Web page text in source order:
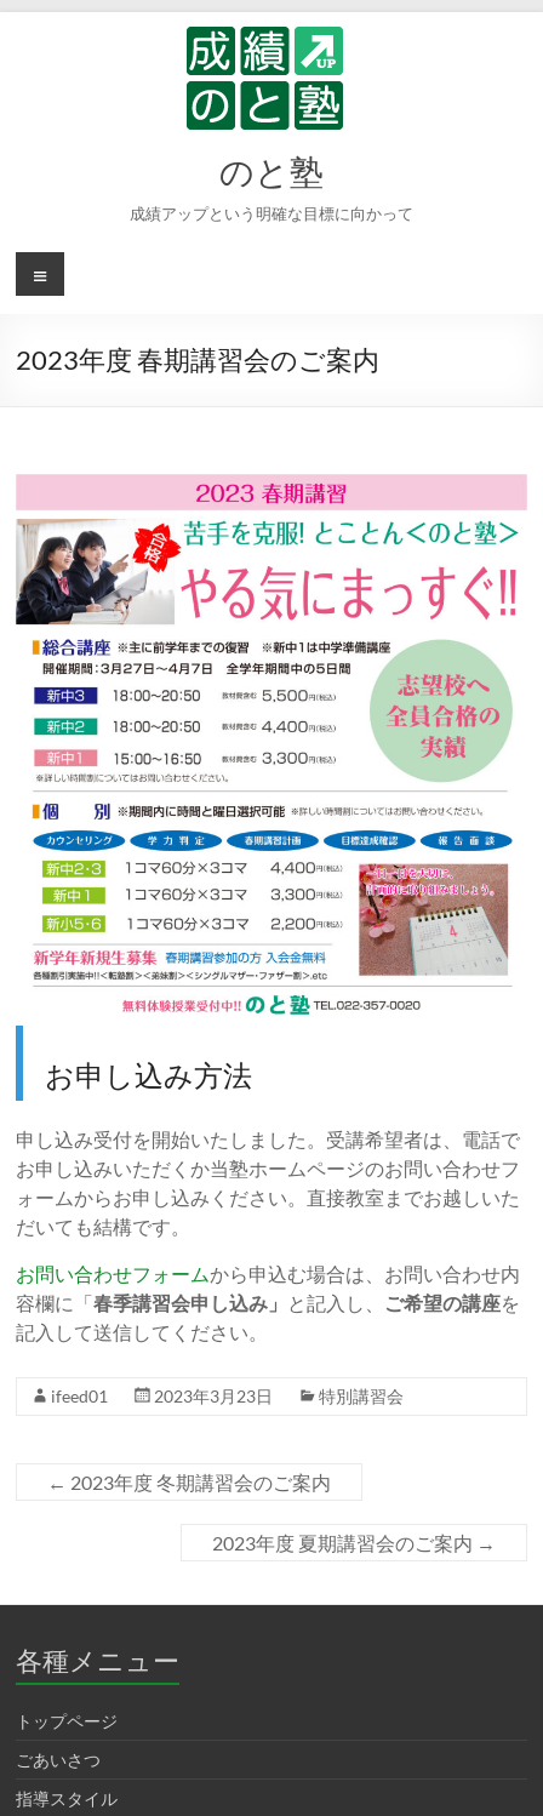
のと塾
成績アップという明確な目標に向かって
メ
ニ
ー
2023年度 春期講習会のご案内
お申し込み方法
申し込み受付を開始いたしました。受講希望者は、電話で
お申し込みいただくか当塾ホームページのお問い合わせフ
ォームからお申し込みください。直接教室までお越しいた
だいても結構です。
お問い合わせフォームから申込む場合は、お問い合わせ内
容欄に「春季講習会申し込み」 と記入し、 ご希望の講座を
記入して送信してください。
ifeed01 2023年3月23日 特別講習会
← 2023年度 冬期講習会のご案内
2023年度 夏期講習会のご案内 →
各種メニュー
トップページ
ごあいさつ
指導スタイル